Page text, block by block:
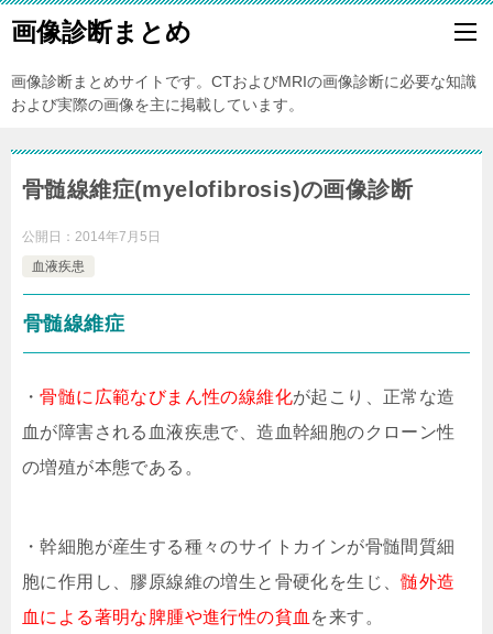
画像診断まとめ
画像診断まとめサイトです。CTおよびMRIの画像診断に必要な知識
および実際の画像を主に掲載しています。
骨髄線維症(myelofibrosis)の画像診断
公開日： 2014年7月5日
血液疾患
骨髄線維症
・骨髄に広範なびまん性の線維化が起こり、正常な造
血が障害される血液疾患で、造血幹細胞のクローン性
の増殖が本態である。
・幹細胞が産生する種々のサイトカインが骨髄間質細
胞に作用し、膠原線維の増生と骨硬化を生じ、髄外造
血による著明な脾腫や進行性の貧血 を来す。